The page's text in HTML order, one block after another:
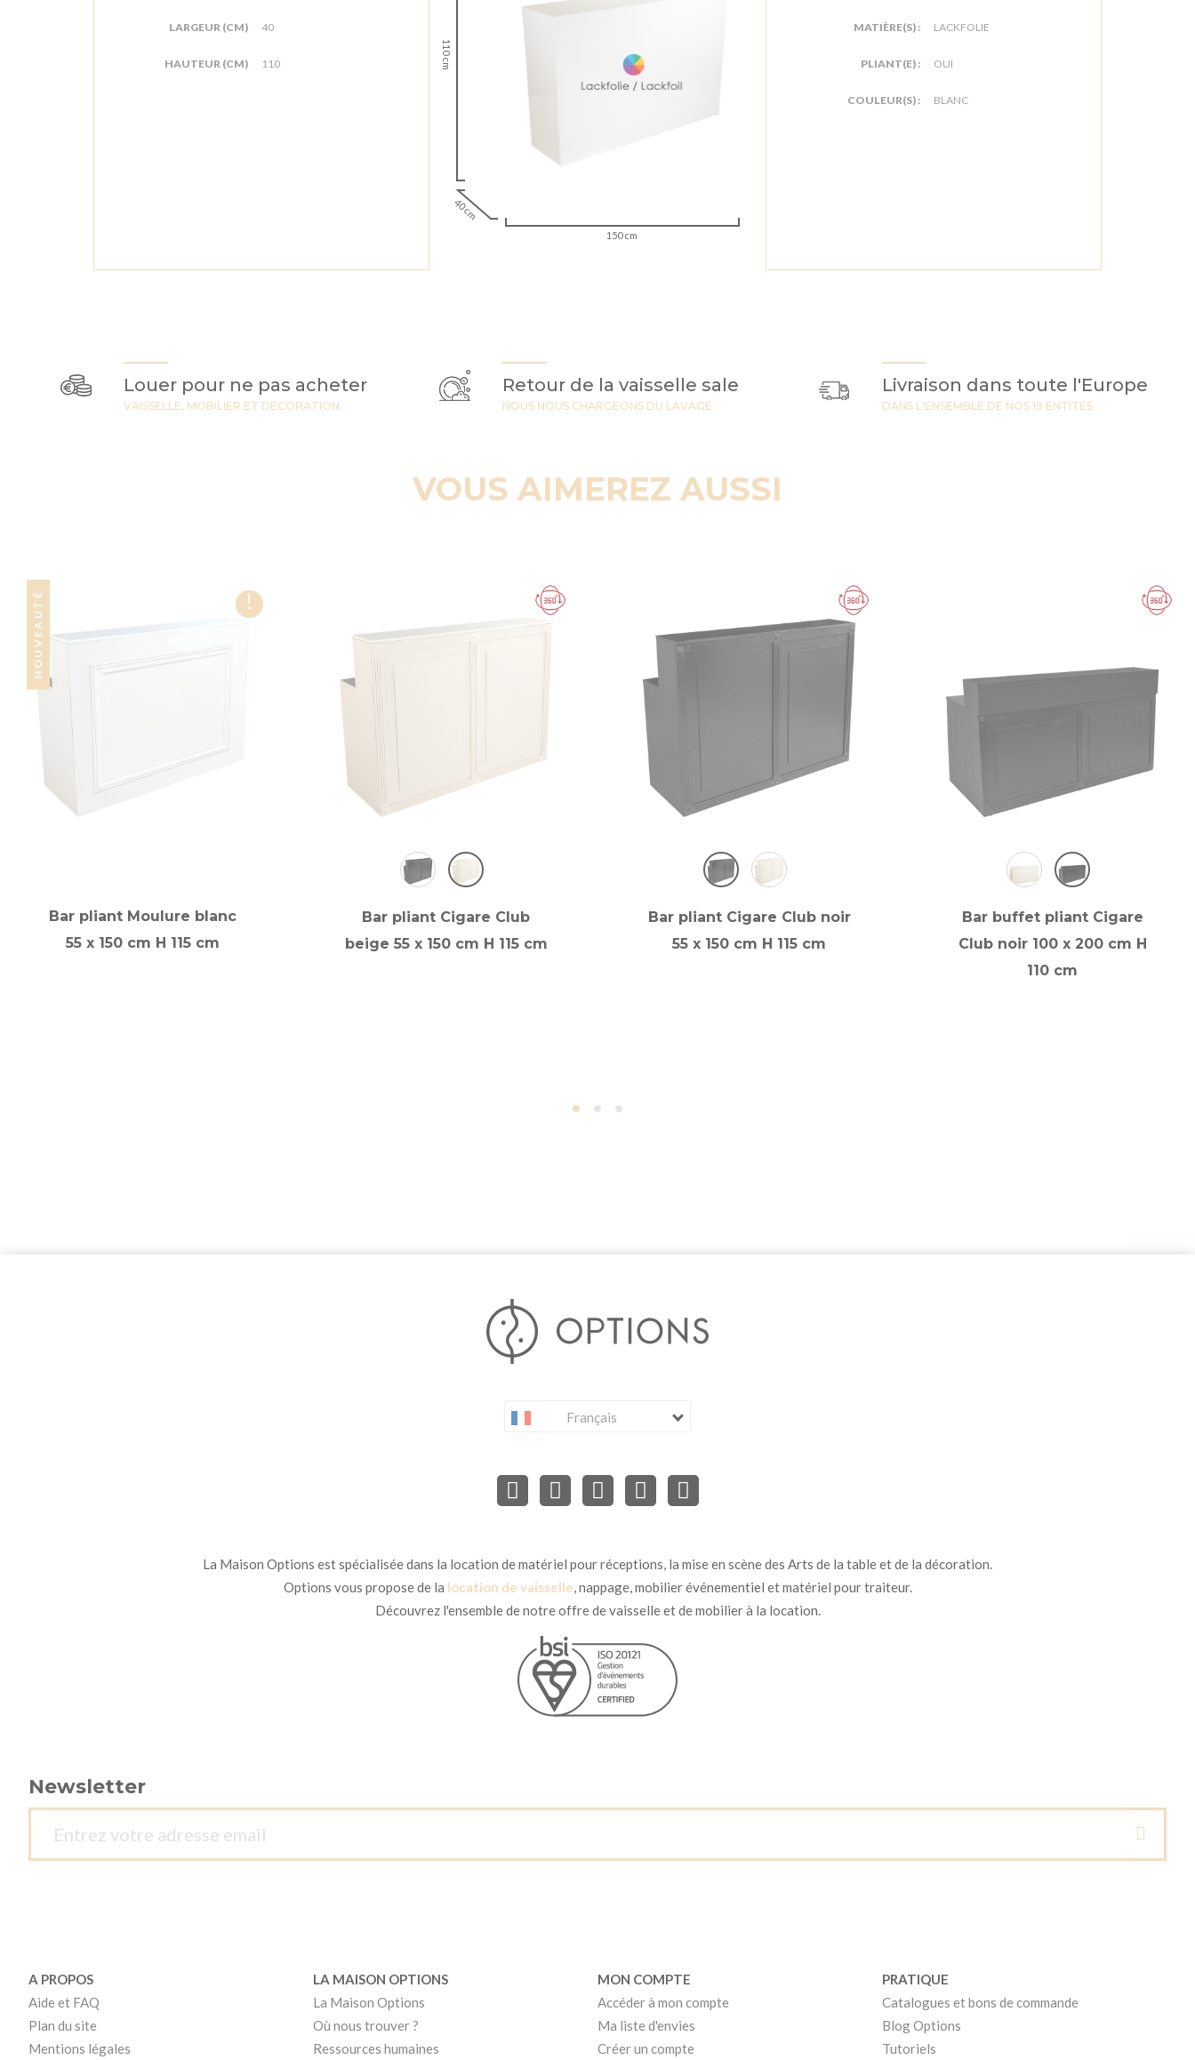
LARGEUR (CM) 40
HAUTEUR (CM) 110 110 cm
40 cm
150 cm
MATIÈRE(S) : LACKFOLIE
PLIANT(E) : OUI
COULEUR(S) : BLANC
Louer pour ne pas acheter
VAISSELLE, MOBILIER ET DECORATION
Retour de la vaisselle sale
NOUS NOUS CHARGEONS DU LAVAGE
Livraison dans toute l'Europe
DANS L'ENSEMBLE DE NOS 19 ENTITES
VOUS AIMEREZ AUSSI
!
NOUVEAUTÉ
Bar pliant Moulure blanc
55 x 150 cm H 115 cm
Bar pliant Cigare Club
beige 55 x 150 cm H 115 cm
Bar pliant Cigare Club noir
55 x 150 cm H 115 cm
Bar buffet pliant Cigare
Club noir 100 x 200 cm H
110 cm
Français
La Maison Options est spécialisée dans la location de matériel pour réceptions, la mise en scène des Arts de la table et de la décoration.
Options vous propose de la location de vaisselle, nappage, mobilier événementiel et matériel pour traiteur.
Découvrez l'ensemble de notre offre de vaisselle et de mobilier à la location.
Newsletter
A PROPOS
Aide et FAQ
Plan du site
Mentions légales
LA MAISON OPTIONS
La Maison Options
Où nous trouver ?
Ressources humaines
MON COMPTE
Accéder à mon compte
Ma liste d'envies
Créer un compte
PRATIQUE
Catalogues et bons de commande
Blog Options
Tutoriels